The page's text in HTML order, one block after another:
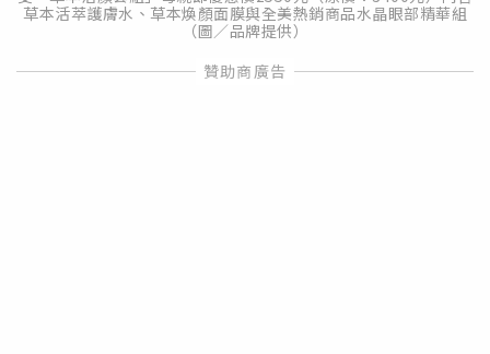
草本活萃護膚水、草本煥顏面膜與全美熱銷商品水晶眼部精華組
（圖／品牌提供）